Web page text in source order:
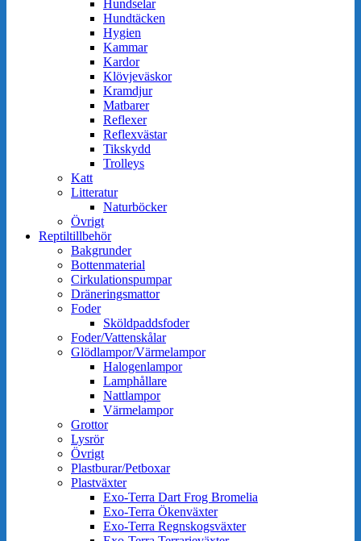
Hundselar
Hundtäcken
Hygien
Kammar
Kardor
Klövjeväskor
Kramdjur
Matbarer
Reflexer
Reflexvästar
Tikskydd
Trolleys
Katt
Litteratur
Naturböcker
Övrigt
Reptiltillbehör
Bakgrunder
Bottenmaterial
Cirkulationspumpar
Dräneringsmattor
Foder
Sköldpaddsfoder
Foder/Vattenskålar
Glödlampor/Värmelampor
Halogenlampor
Lamphållare
Nattlampor
Värmelampor
Grottor
Lysrör
Övrigt
Plastburar/Petboxar
Plastväxter
Exo-Terra Dart Frog Bromelia
Exo-Terra Ökenväxter
Exo-Terra Regnskogsväxter